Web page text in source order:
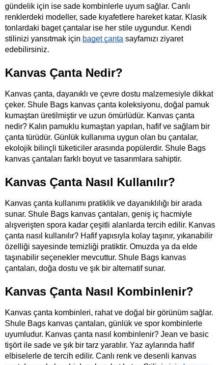
gündelik için ise sade kombinlerle uyum sağlar. Canlı
renklerdeki modeller, sade kıyafetlere hareket katar. Klasik
tonlardaki baget çantalar ise her stile uygundur. Kendi
stilinizi yansıtmak için baget çanta sayfamızı ziyaret
edebilirsiniz.
Kanvas Çanta Nedir?
Kanvas çanta, dayanıklı ve çevre dostu malzemesiyle dikkat
çeker. Shule Bags kanvas çanta koleksiyonu, doğal pamuk
kumaştan üretilmiştir ve uzun ömürlüdür. Kanvas çanta
nedir? Kalın pamuklu kumaştan yapılan, hafif ve sağlam bir
çanta türüdür. Günlük kullanıma uygun olan bu çantalar,
ekolojik bilinçli tüketiciler arasında popülerdir. Shule Bags
kanvas çantaları farklı boyut ve tasarımlara sahiptir.
Kanvas Çanta Nasıl Kullanılır?
Kanvas çanta kullanımı pratiklik ve dayanıklılığı bir arada
sunar. Shule Bags kanvas çantaları, geniş iç hacmiyle
alışverişten spora kadar çeşitli alanlarda tercih edilir. Kanvas
çanta nasıl kullanılır? Hafif yapısıyla kolay taşınır, yıkanabilir
özelliği sayesinde temizliği pratiktir. Omuzda ya da elde
taşınabilir seçenekler mevcuttur. Shule Bags kanvas
çantaları, doğa dostu ve şık bir alternatif sunar.
Kanvas Çanta Nasıl Kombinlenir?
Kanvas çanta kombinleri, rahat ve doğal bir görünüm sağlar.
Shule Bags kanvas çantaları, günlük ve spor kombinlerle
uyumludur. Kanvas çanta nasıl kombinlenir? Jean ve basic
tişört ile sade ve şık bir tarz yaratılır. Yaz aylarında hafif
elbiselerle de tercih edilir. Canlı renk ve desenli kanvas